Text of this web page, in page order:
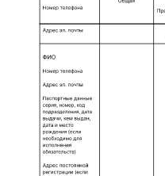
Пользователя.
Оператор не
предоставленных
персональных
Пользователь несет
актуализацию
случае их изменения.
Согласие
конкретным,
информированным,